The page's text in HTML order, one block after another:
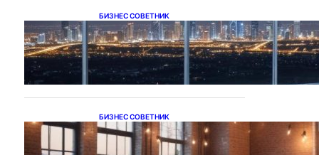
БИЗНЕС СОВЕТНИК
Каталог светодиодных
светильников и LED-
освещения в Казахстане
БИЗНЕС СОВЕТНИК
Подвесные светодиодные
светильники на тросе